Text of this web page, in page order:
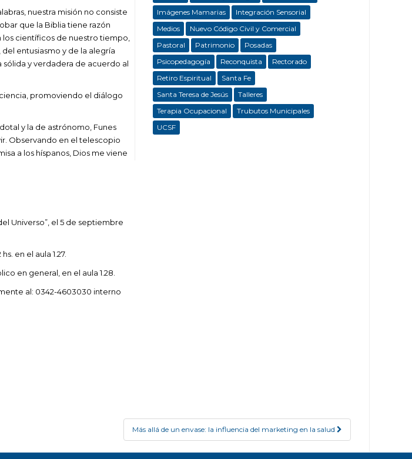
nuestra misión no consiste
que la Biblia tiene razón
científicos de nuestro tiempo,
entusiasmo y de la alegría
y verdadera de acuerdo al
promoviendo el diálogo
y la de astrónomo, Funes
Observando en el telescopio
a los híspanos, Dios me viene
Universo”, el 5 de septiembre
en el aula 1.27.
en general, en el aula 1.28.
al: 0342-4603030 interno
Imágenes Mamarias
Integración Sensorial
Medios
Nuevo Código Civil y Comercial
Pastoral
Patrimonio
Posadas
Psicopedagogía
Reconquista
Rectorado
Retiro Espiritual
Santa Fe
Santa Teresa de Jesús
Talleres
Terapia Ocupacional
Trubutos Municipales
UCSF
Más allá de un envase: la influencia del marketing en la salud